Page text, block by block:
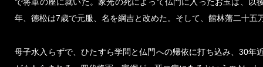
年、徳松は7歳で元服、名を綱吉と改めた。そして、館林藩二十
母子水入らずで、ひたすら学問と仏門への帰依に打ち込み、30